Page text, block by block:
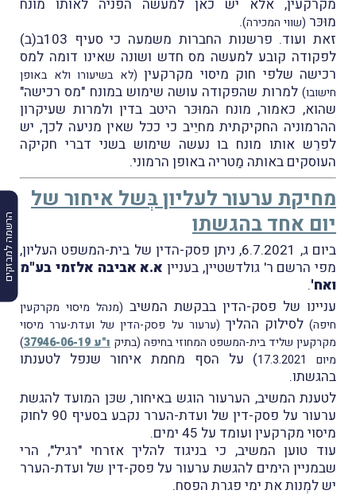
הרשמה למבזקים
מקרקעין, אלא יש כאן למעשה הפניה לאותו מונח
מוּכּר (שווי המכירה).
זאת ועוד. פרשנות החברות משמעה כי סעיף 103ב(ב)
לפקודה קובע למעשה מס חדש ושונה שאינו דומה למס
רכישה שלפי חוק מיסוי מקרקעין (לא בשיעורו ולא באופן
חישובו) למרות שהפקודה עושה שימוש במונח "מס רכישה"
שהוא, כאמור, מונח המוּכּר היטב בדין ולמרות שעיקרון
ההרמוניה החקיקתית מחיֵיב כי ככל שאין מניעה לכך, יש
לפרֵש אותו מונח בו נעשה שימוש בשני דברי חקיקה
העוסקים באותה מַטריה באופן הרמוני.
מחיקת ערעור לעליון בְּשל איחור של
יום אחד בהגשתו
ביום ג, 6.7.2021, ניתן פסק-הדין של בית-המשפט העליון,
מפי הרשם ר' גולדשטיין, בעניין א.א אביבה אלזמי בע"מ
ואח'.
עניינו של פסק-הדין בבקשת המשיב (מנהל מיסוי מקרקעין
חיפה) לסילוק ההליך (ערעור על פסק-הדין של ועדת-ערר מיסוי
מקרקעין שליד בית-המשפט המחוזי בחיפה (בתיק ו"ע 37946-06-19
)
מיום 17.3.2021
) על הסף מחמת איחור שנפל לטענתו
בהגשתו.
לטענת המשיב, הערעור הוגש באיחור, שכּן המועד להגשת
ערעור על פסק-דין של ועדת-הערר נקבע בסעיף 90 לחוק
מיסוי מקרקעין ועומד על 45 ימים.
עוד טוען המשיב, כי בניגוד להליך אזרחי "רגיל", הרי
שבמניין הימים להגשת ערעור על פסק-דין של ועדת-הערר
יש למְנות את ימי פגרת הפסח.